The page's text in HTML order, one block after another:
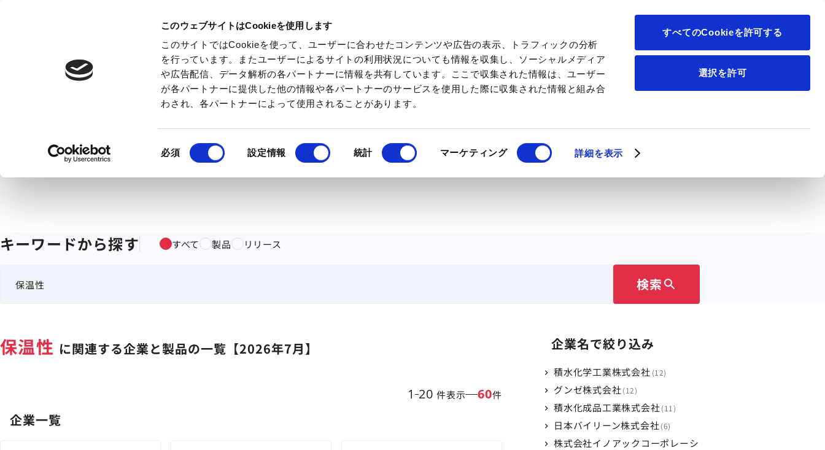
このウェブサイトはCookieを使用します
このサイトではCookieを使って、ユーザーに合わせたコンテンツや広告の表示、トラフィックの分析
を行っています。またユーザーによるサイトの利用状況についても情報を収集し、ソーシャルメディア
や広告配信、データ解析の各パートナーに情報を共有しています。ここで収集された情報は、ユーザー
が各パートナーに提供した他の情報や各パートナーのサービスを使用した際に収集された情報と組み合
わされ、各パートナーによって使用されることがあります。
意
必須 設定情報 統計 マーケティング 詳細を表示
すべてのCookieを許可する
選択を許可
キーワードから探す すべて 製品 リリース
検索 search
保温性 に関連する企業と製品の一覧【2026年7月】
1 20 件表示 60件
企業一覧
企業名で絞り込み
積水化学工業株式会社 12
グンゼ株式会社 12
積水化成品工業株式会社 11
日本バイリーン株式会社 6
株式会社イノアックコーポレーシ